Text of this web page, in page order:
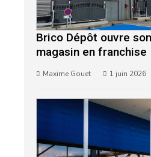
Brico Dépôt ouvre
magasin en franchise
Maxime Gouet 1 juin 2026